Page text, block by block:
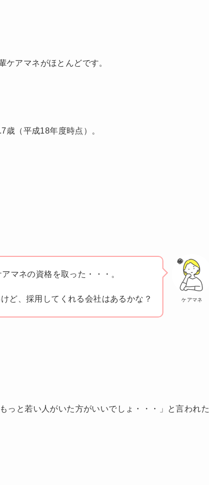
ケアマネがほとんどです。
歳（平成18年度時点）。
ケアマネ
マネの資格を取った・・・。
ど、採用してくれる会社はあるかな？
っと若い人がいた方がいいでしょ・・・」と言われた